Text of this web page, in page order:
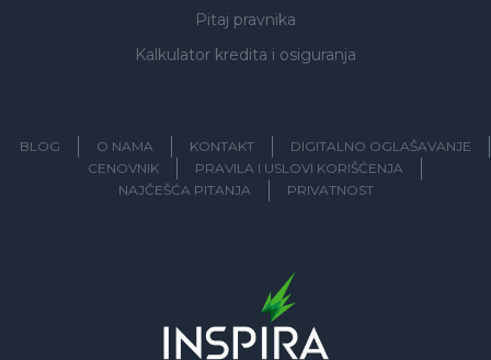
Pitaj pravnika
Kalkulator kredita i osiguranja
BLOG O NAMA KONTAKT
DIGITALNO OGLAŠAVANJE
CENOVNIK
PRAVILA I USLOVI KORIŠĆENJA
NAJČEŠĆA PITANJA
PRIVATNOST